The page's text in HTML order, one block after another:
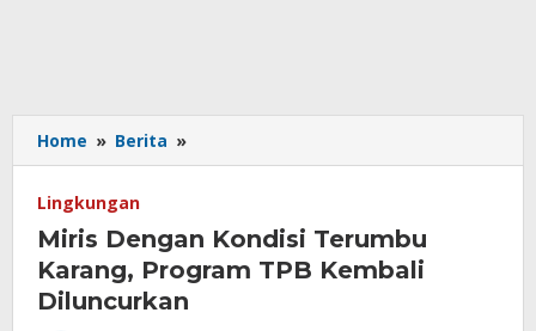
Home » Berita »
Dengan
Karang,
Program
TPB
Lingkungan
Miris Dengan Kondisi Terumbu
Karang, Program TPB Kembali
Diluncurkan